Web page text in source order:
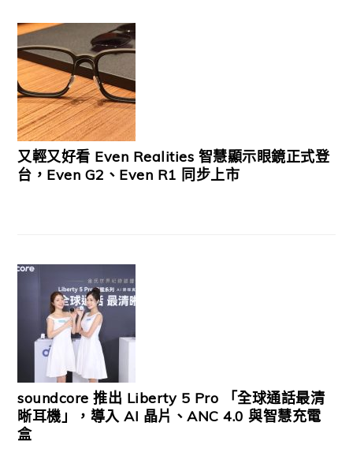
又輕又好看 Even Realities 智慧顯示眼鏡正式登
台，Even G2、Even R1 同步上市
soundcore 推出 Liberty 5 Pro 「全球通話最清
晰耳機」，導入 AI 晶片、ANC 4.0 與智慧充電
盒